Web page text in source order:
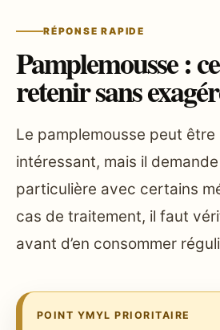
RÉPONSE RAPIDE
Pamplemousse :
retenir sans
Le pamplemousse peut être
intéressant, mais il
particulière avec certains
cas de traitement, il faut
avant d’en consommer
POINT YMYL PRIORITAIRE